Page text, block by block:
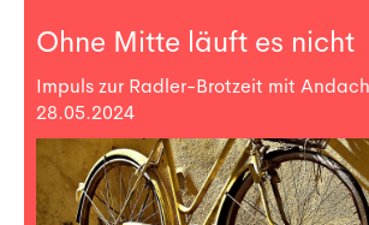
Ohne Mitte läuft es nicht
Impuls zur Radler-Brotzeit mit
28.05.2024